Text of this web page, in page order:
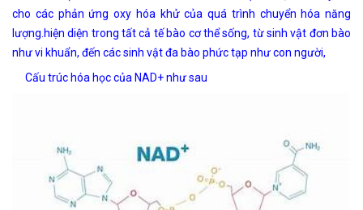
cho các phản ứng oxy hóa khử của quá trình chuyển hóa năng
lượng.hiện diện trong tất cả tế bào cơ thể sống, từ sinh vật đơn bào
như vi khuẩn, đến các sinh vật đa bào phức tạp như con người,
Cấu trúc hóa học của NAD+ như sau